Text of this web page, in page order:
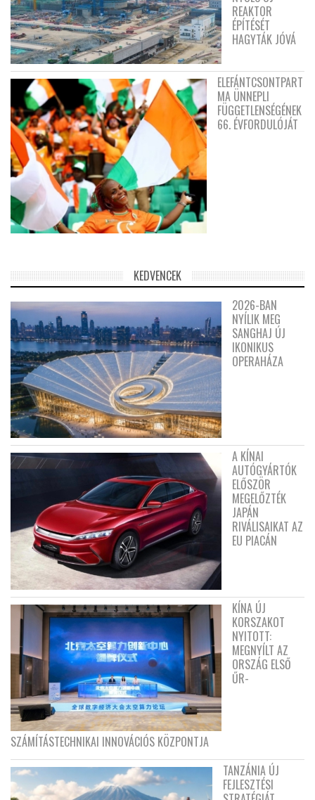
REAKTOR
ÉPÍTÉSÉT
HAGYTÁK JÓVÁ
ELEFÁNTCSONTPART
MA ÜNNEPLI
FÜGGETLENSÉGÉNEK
66. ÉVFORDULÓJÁT
KEDVENCEK
2026-BAN
NYÍLIK MEG
SANGHAJ ÚJ
IKONIKUS
OPERAHÁZA
A KÍNAI
AUTÓGYÁRTÓK
ELŐSZÖR
MEGELŐZTÉK
JAPÁN
RIVÁLISAIKAT AZ
EU PIACÁN
KÍNA ÚJ
KORSZAKOT
NYITOTT:
MEGNYÍLT AZ
ORSZÁG ELSŐ
ŰR-
SZÁMÍTÁSTECHNIKAI INNOVÁCIÓS KÖZPONTJA
TANZÁNIA ÚJ
FEJLESZTÉSI